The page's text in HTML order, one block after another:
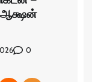
ஆக்ஷன்
0